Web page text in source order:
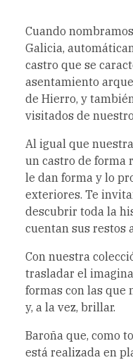
Cuando
Galicia,
castro que se
asentamiento
de Hierro, y
visitados de
Al igual que
un castro de forma
le dan forma y lo
exteriores. Te
descubrir toda la
cuentan sus restos
Con nuestra
trasladar el
formas con las que
y, a la vez, brillar.
Baroña que, como
está realizada en